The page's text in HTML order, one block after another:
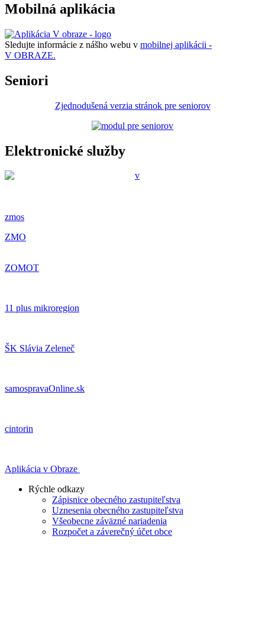
Mobilná aplikácia
Sledujte informácie z nášho webu v mobilnej aplikácii -
V OBRAZE.
Seniori
Zjednodušená verzia stránok pre seniorov
Elektronické služby
zmos
ZMO
ZOMOT
11 plus mikroregion
ŠK Slávia Zeleneč
samospravaOnline.sk
cintorin
Aplikácia v Obraze
Rýchle odkazy
Zápisnice obecného zastupiteľstva
Uznesenia obecného zastupiteľstva
Všeobecne záväzné nariadenia
Rozpočet a záverečný účet obce